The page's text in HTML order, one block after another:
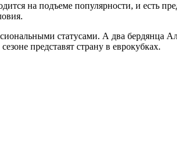
на подъеме популярности, и есть
статусами. А два бердянца
представят страну в еврокубках.